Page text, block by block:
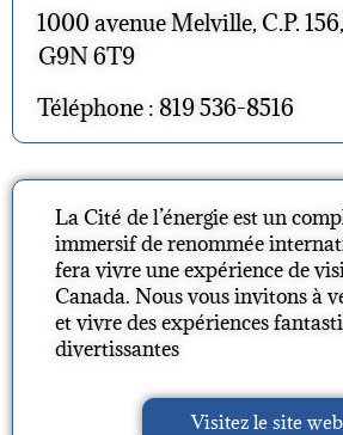
1000 avenue Melville, C.P.
G9N 6T9
Téléphone : 819 536-8516
La Cité de l’énergie est un
immersif de renommée
fera vivre une expérience de
Canada. Nous vous invitons à
et vivre des expériences
divertissantes
Visitez le site web